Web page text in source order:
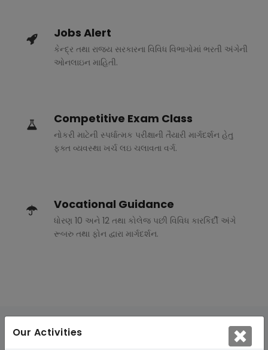
Our Activities
Jobs Alert
કેન્દ્ર તથા રાજ્ય સરકારના વિવિધ વિભાગોમાં ભરતી અંગેની
ઓનલાઇન માહિતી.
Competitive Exam Class
નોકરી માટેની સ્પર્ધાત્મક પરીક્ષાની તૈયારી માર્ગદર્શન હેતુ
ફક્ત વ્યવસ્થા ખર્ચ લઇ ચલાવતા વર્ગ.
Vocational Guidance
ધોરણ 10 અને 12 તથા કોલેજ પછી વિવિધ કારકિર્દી અંગે
રૂબરુ તથા ફોન દ્વારા માર્ગદર્શન.